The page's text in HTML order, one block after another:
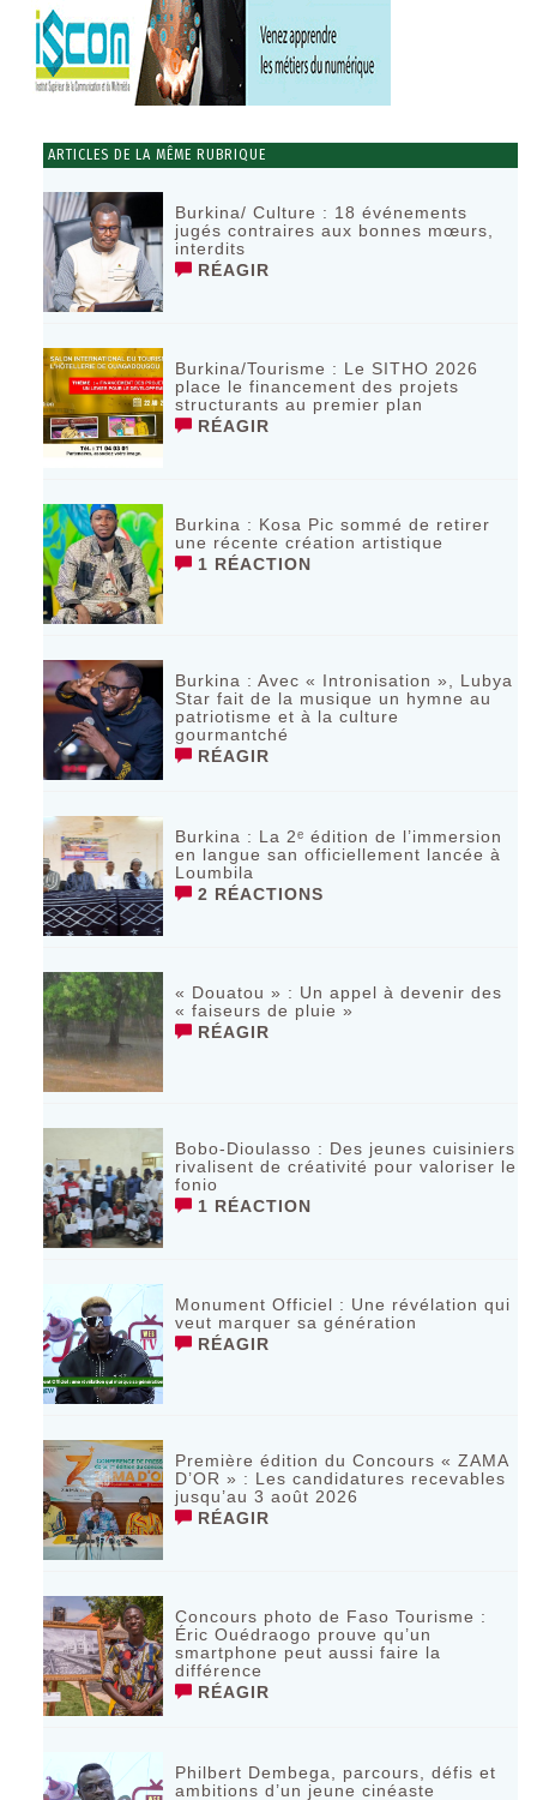
ARTICLES DE LA MÊME RUBRIQUE
Burkina/ Culture : 18 événements
jugés contraires aux bonnes mœurs,
interdits
RÉAGIR
Burkina/Tourisme : Le SITHO 2026
place le financement des projets
structurants au premier plan
RÉAGIR
Burkina : Kosa Pic sommé de retirer
une récente création artistique
1 RÉACTION
Burkina : Avec « Intronisation », Lubya
Star fait de la musique un hymne au
patriotisme et à la culture
gourmantché
RÉAGIR
Burkina : La 2ᵉ édition de l’immersion
en langue san officiellement lancée à
Loumbila
2 RÉACTIONS
« Douatou » : Un appel à devenir des
« faiseurs de pluie »
RÉAGIR
Bobo-Dioulasso : Des jeunes cuisiniers
rivalisent de créativité pour valoriser le
fonio
1 RÉACTION
Monument Officiel : Une révélation qui
veut marquer sa génération
RÉAGIR
‎Première édition du Concours « ZAMA
D’OR » : Les candidatures recevables
jusqu’au 3 août 2026 ‎
RÉAGIR
Concours photo de Faso Tourisme :
Éric Ouédraogo prouve qu’un
smartphone peut aussi faire la
différence
RÉAGIR
Philbert Dembega, parcours, défis et
ambitions d’un jeune cinéaste